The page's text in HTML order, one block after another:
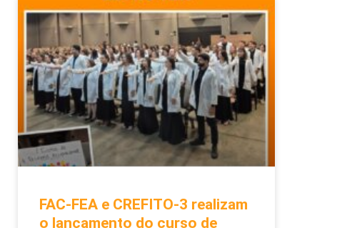
FAC-FEA e CREFITO-3 realizam
o lançamento do curso de